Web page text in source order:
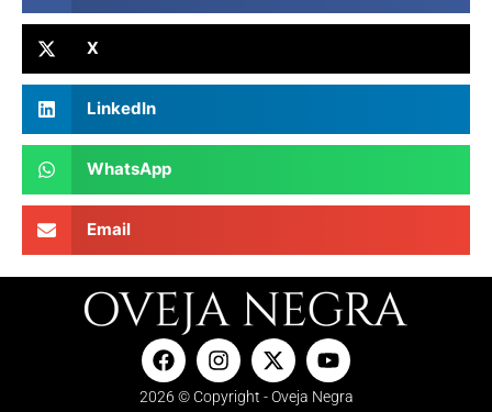
X
LinkedIn
WhatsApp
Email
2026 © Copyright - Oveja Negra